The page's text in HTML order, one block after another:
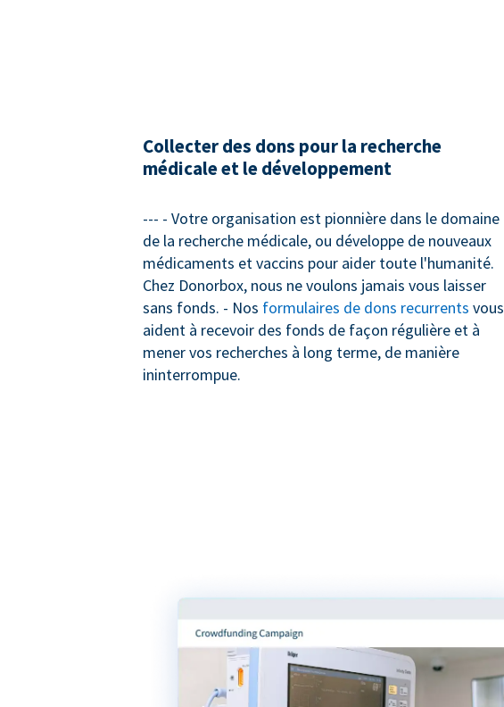
Collecter des dons pour la recherche
médicale et le développement
--- - Votre organisation est pionnière dans le domaine
de la recherche médicale, ou développe de nouveaux
médicaments et vaccins pour aider toute l'humanité.
Chez Donorbox, nous ne voulons jamais vous laisser
sans fonds. - Nos formulaires de dons recurrents vous
aident à recevoir des fonds de façon régulière et à
mener vos recherches à long terme, de manière
ininterrompue.